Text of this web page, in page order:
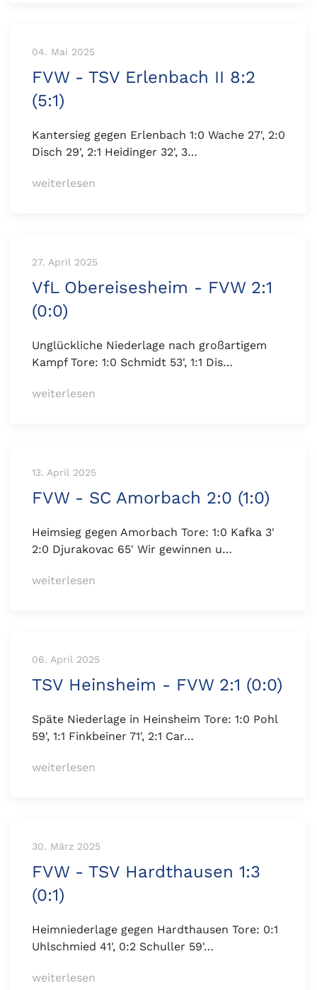
04. Mai 2025
FVW - TSV Erlenbach II 8:2
(5:1)
Kantersieg gegen Erlenbach 1:0 Wache 27', 2:0
Disch 29', 2:1 Heidinger 32', 3…
weiterlesen
27. April 2025
VfL Obereisesheim - FVW 2:1
(0:0)
Unglückliche Niederlage nach großartigem
Kampf Tore: 1:0 Schmidt 53', 1:1 Dis…
weiterlesen
13. April 2025
FVW - SC Amorbach 2:0 (1:0)
Heimsieg gegen Amorbach Tore: 1:0 Kafka 3'
2:0 Djurakovac 65' Wir gewinnen u…
weiterlesen
06. April 2025
TSV Heinsheim - FVW 2:1 (0:0)
Späte Niederlage in Heinsheim Tore: 1:0 Pohl
59', 1:1 Finkbeiner 71', 2:1 Car…
weiterlesen
30. März 2025
FVW - TSV Hardthausen 1:3
(0:1)
Heimniederlage gegen Hardthausen Tore: 0:1
Uhlschmied 41', 0:2 Schuller 59'…
weiterlesen